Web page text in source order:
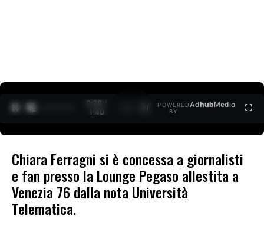
0:29 /
1:40
POWERED
BY
AdhubMedia
Chiara Ferragni si è concessa a giornalisti
e fan presso la Lounge Pegaso allestita a
Venezia 76 dalla nota Università
Telematica.